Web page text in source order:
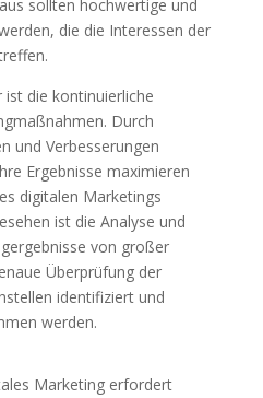
sollten hochwertige und
die die Interessen der
die kontinuierliche
Durch
und Verbesserungen
Ergebnisse maximieren
digitalen Marketings
ist die Analyse und
von großer
Überprüfung der
identifiziert und
werden.
Marketing erfordert